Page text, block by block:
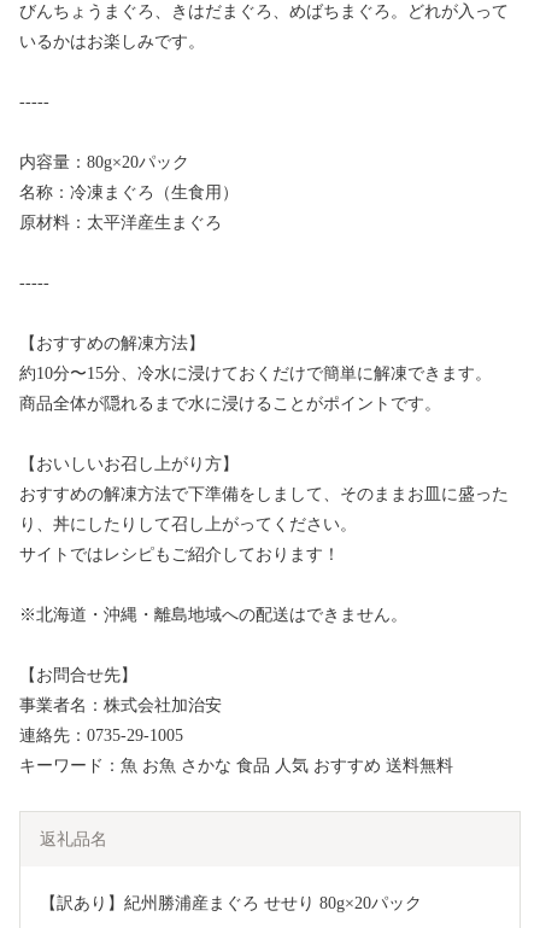
びんちょうまぐろ、きはだまぐろ、めばちまぐろ。どれが入って
いるかはお楽しみです。
-----
内容量：80g×20パック
名称：冷凍まぐろ（生食用）
原材料：太平洋産生まぐろ
-----
【おすすめの解凍方法】
約10分〜15分、冷水に浸けておくだけで簡単に解凍できます。
商品全体が隠れるまで水に浸けることがポイントです。
【おいしいお召し上がり方】
おすすめの解凍方法で下準備をしまして、そのままお皿に盛った
り、丼にしたりして召し上がってください。
サイトではレシピもご紹介しております！
※北海道・沖縄・離島地域への配送はできません。
【お問合せ先】
事業者名：株式会社加治安
連絡先：0735-29-1005
キーワード：魚 お魚 さかな 食品 人気 おすすめ 送料無料
返礼品名
【訳あり】紀州勝浦産まぐろ せせり 80g×20パック